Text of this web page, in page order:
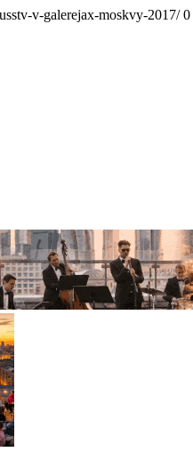
v-galerejax-moskvy-2017/ 0